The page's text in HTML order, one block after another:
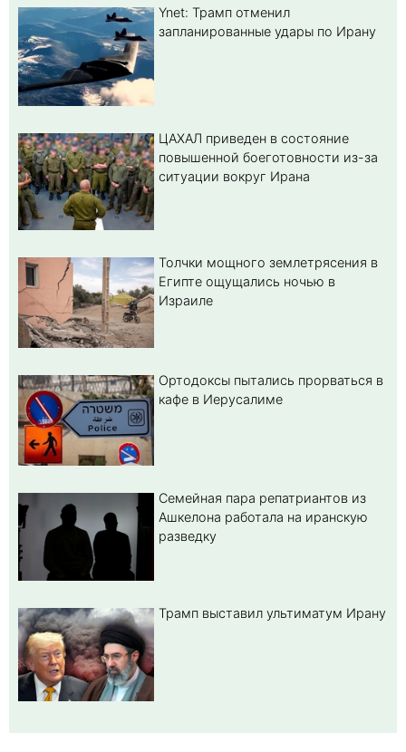
Ynet: Трамп отменил
запланированные удары по Ирану
ЦАХАЛ приведен в состояние
повышенной боеготовности из-за
ситуации вокруг Ирана
Толчки мощного землетрясения в
Египте ощущались ночью в
Израиле
Ортодоксы пытались прорваться в
кафе в Иерусалиме
Семейная пара репатриантов из
Ашкелона работала на иранскую
разведку
Трамп выставил ультиматум Ирану